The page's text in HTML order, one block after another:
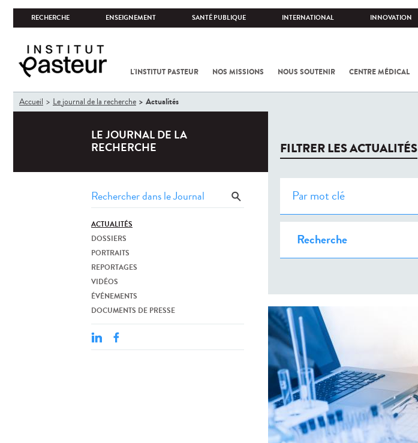
RECHERCHE ENSEIGNEMENT SANTÉ PUBLIQUE INTERNATIONAL INNOVATION
L'INSTITUT PASTEUR NOS MISSIONS NOUS SOUTENIR CENTRE MÉDICAL
Vous
êtes
Accueil Le journal de la recherche Actualités
LE JOURNAL DE LA
RECHERCHE
ACTUALITÉS
DOSSIERS
PORTRAITS
REPORTAGES
VIDÉOS
ÉVÉNEMENTS
DOCUMENTS DE PRESSE
FILTRER LES ACTUALITÉS